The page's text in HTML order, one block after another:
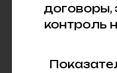
договоры,
контроль